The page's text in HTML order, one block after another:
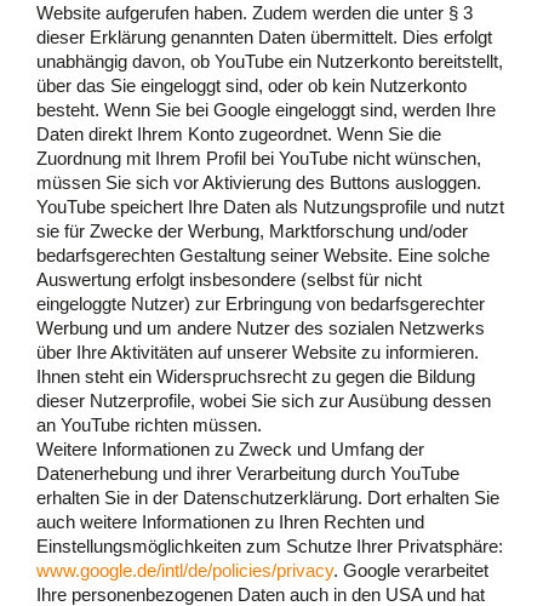
Website aufgerufen haben. Zudem werden die unter § 3
dieser Erklärung genannten Daten übermittelt. Dies erfolgt
unabhängig davon, ob YouTube ein Nutzerkonto bereitstellt,
über das Sie eingeloggt sind, oder ob kein Nutzerkonto
besteht. Wenn Sie bei Google eingeloggt sind, werden Ihre
Daten direkt Ihrem Konto zugeordnet. Wenn Sie die
Zuordnung mit Ihrem Profil bei YouTube nicht wünschen,
müssen Sie sich vor Aktivierung des Buttons ausloggen.
YouTube speichert Ihre Daten als Nutzungsprofile und nutzt
sie für Zwecke der Werbung, Marktforschung und/oder
bedarfsgerechten Gestaltung seiner Website. Eine solche
Auswertung erfolgt insbesondere (selbst für nicht
eingeloggte Nutzer) zur Erbringung von bedarfsgerechter
Werbung und um andere Nutzer des sozialen Netzwerks
über Ihre Aktivitäten auf unserer Website zu informieren.
Ihnen steht ein Widerspruchsrecht zu gegen die Bildung
dieser Nutzerprofile, wobei Sie sich zur Ausübung dessen
an YouTube richten müssen.
Weitere Informationen zu Zweck und Umfang der
Datenerhebung und ihrer Verarbeitung durch YouTube
erhalten Sie in der Datenschutzerklärung. Dort erhalten Sie
auch weitere Informationen zu Ihren Rechten und
Einstellungsmöglichkeiten zum Schutze Ihrer Privatsphäre:
www.google.de/intl/de/policies/privacy. Google verarbeitet
Ihre personenbezogenen Daten auch in den USA und hat